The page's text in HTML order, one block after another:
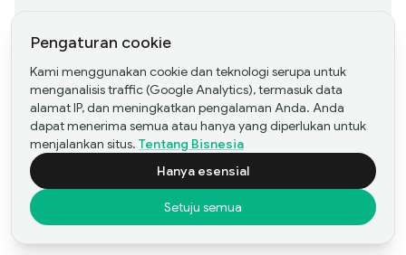
All Updates
Rare Insights
Case Studies
- PT Bisnesia Karya Bangsa
Pengaturan cookie
Kami menggunakan cookie dan teknologi serupa untuk
menganalisis traffic (Google Analytics), termasuk data
alamat IP, dan meningkatkan pengalaman Anda. Anda
dapat menerima semua atau hanya yang diperlukan untuk
menjalankan situs. Tentang Bisnesia
Hanya esensial
Setuju semua